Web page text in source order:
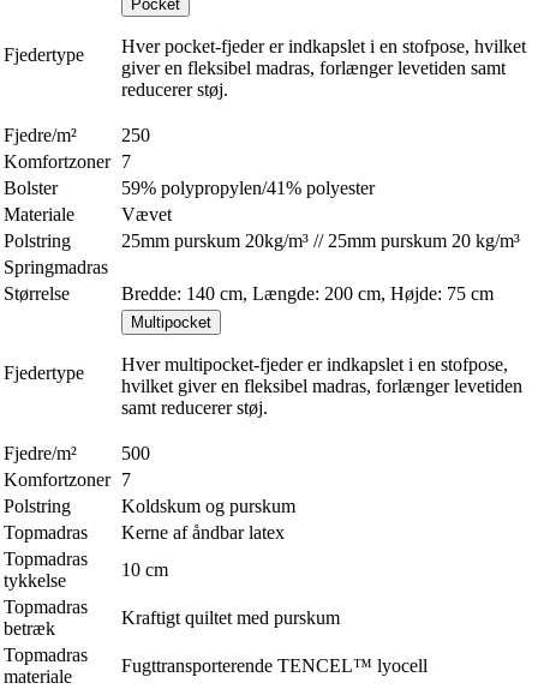
Fjedertype
Pocket
Hver pocket-fjeder er indkapslet i en stofpose, hvilket
giver en fleksibel madras, forlænger levetiden samt
reducerer støj.
Fjedre/m²
250
Komfortzoner 7
Bolster
59% polypropylen/41% polyester
Materiale
Vævet
Polstring
25mm purskum 20kg/m³ // 25mm purskum 20 kg/m³
Springmadras
Størrelse
Bredde: 140 cm, Længde: 200 cm, Højde: 75 cm
Fjedertype
Multipocket
Hver multipocket-fjeder er indkapslet i en stofpose,
hvilket giver en fleksibel madras, forlænger levetiden
samt reducerer støj.
Fjedre/m²
500
Komfortzoner 7
Polstring
Koldskum og purskum
Topmadras
Kerne af åndbar latex
Topmadras
tykkelse
10 cm
Topmadras
betræk
Kraftigt quiltet med purskum
Topmadras
materiale
Fugttransporterende TENCEL™ lyocell